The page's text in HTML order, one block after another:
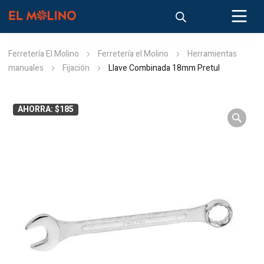
Ferretería El Molino Ferretería el Molino
Herramientas
manuales
Fijación Llave Combinada 18mm Pretul
AHORRA: $185